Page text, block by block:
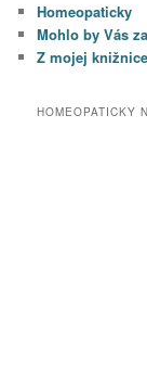
Homeopaticky
Mohlo by Vás
Z mojej knižnice
HOMEOPATICKY